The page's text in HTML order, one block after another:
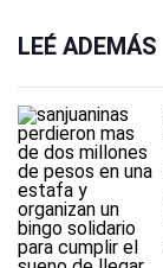
LEÉ ADEMÁS